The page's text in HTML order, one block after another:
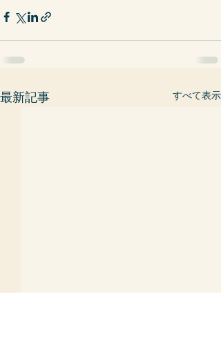
最新記事 すべて表示